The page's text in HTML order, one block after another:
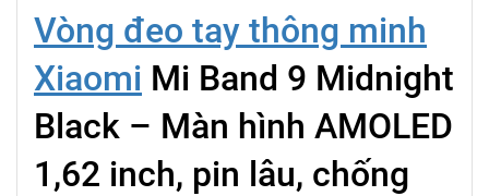
Vòng đeo tay thông minh
Xiaomi Mi Band 9 Midnight
Black – Màn hình AMOLED
1,62 inch, pin lâu, chống